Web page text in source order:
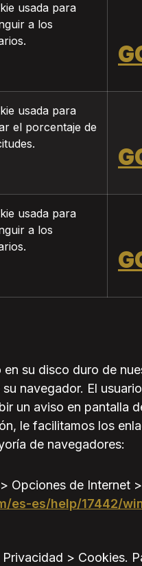
usada para
a los
usada para
el porcentaje de
usada para
a los
su disco duro de
navegador. El
un aviso en pantalla
le facilitamos los
de navegadores:
Opciones de Internet
es-es/help/17442/
> Cookies.